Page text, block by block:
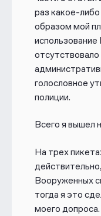
раз какое-
образом мой
голословное
полиции.
Всего я вышел
На трех
Вооруженных
тогда я это
моего